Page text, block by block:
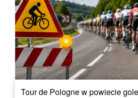
Tour de Pologne w powiecie